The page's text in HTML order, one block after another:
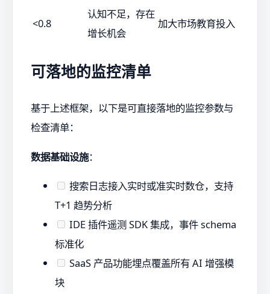
<0.8
认知不足，存在
增长机会
加大市场教育投入
可落地的监控清单
基于上述框架，以下是可直接落地的监控参数与
检查清单：
数据基础设施：
搜索日志接入实时或准实时数仓，支持
T+1 趋势分析
IDE 插件遥测 SDK 集成，事件 schema
标准化
SaaS 产品功能埋点覆盖所有 AI 增强模
块